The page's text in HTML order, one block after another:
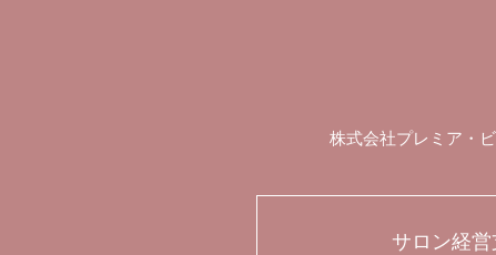
株式会社プレミア・
サロン経